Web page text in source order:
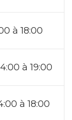
à 18:00
à 19:00
à 18:00